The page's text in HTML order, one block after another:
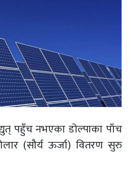
पहुँच नभएका डोल्पाका पाँच
(सौर्य ऊर्जा) वितरण सुरु